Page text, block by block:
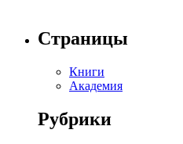
Страницы
Книги
Академия
Рубрики